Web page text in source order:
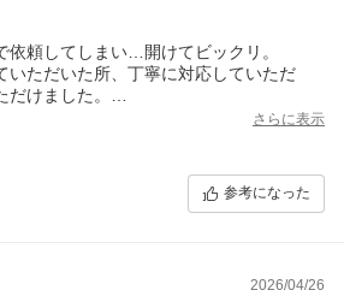
依頼してしまい…開けてビックリ。
いただいた所、丁寧に対応していただ
けました。
しょうが、早めに発送していただき、助
さらに表示
参考になった
2026/04/26